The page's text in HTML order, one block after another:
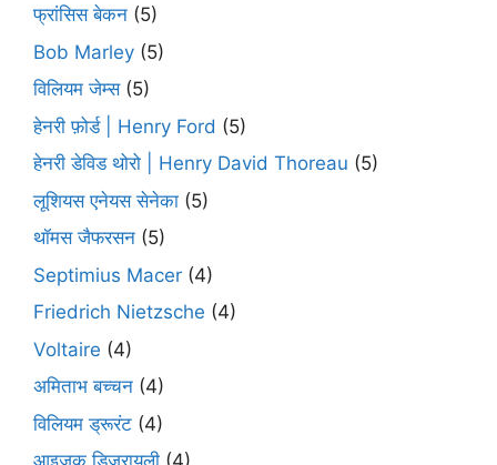
फ्रांसिस बेकन (5)
Bob Marley (5)
विलियम जेम्स(5)
हेनरी फ़ोर्ड | Henry Ford (5)
हेनरी डेविड थोरो | Henry David Thoreau (5)
लूशियस एनेयस सेनेका (5)
थॉमस जैफरसन (5)
Septimius Macer (4)
Friedrich Nietzsche (4)
Voltaire (4)
अमिताभ बच्चन (4)
विलियम ड्रूरंट (4)